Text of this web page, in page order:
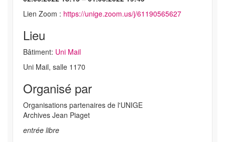
Lien Zoom : https://unige.zoom.us/j/61190565627
Lieu
Bâtiment: Uni Mail
Uni Mail, salle 1170
Organisé par
Organisations partenaires de l'UNIGE
Archives Jean Piaget
entrée libre